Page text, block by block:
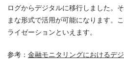
ログからデジタルに移行しました。
まな形式で活用が可能になります。
ライゼーションといえます。
参考： 金融モニタリングにおけるデ